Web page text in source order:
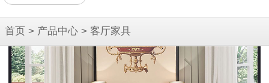
首页> 产品中心> 客厅家具